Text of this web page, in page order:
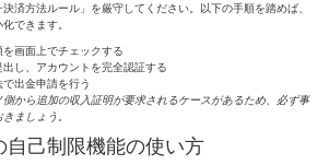
済方法ルール」を厳守してください。以下の手順を踏めば、
できます。
画面上でチェックする
し、アカウントを完全認証する
出金申請を行う
から追加の収入証明が要求されるケースがあるため、必ず事
ましょう。
自己制限機能の使い方